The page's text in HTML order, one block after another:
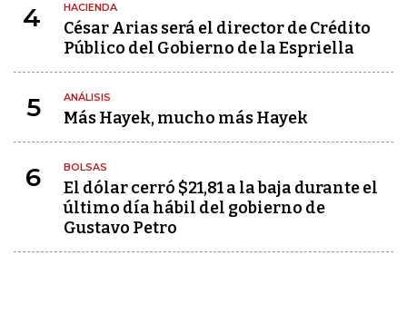
4 HACIENDA
César Arias será el director de Crédito
Público del Gobierno de la Espriella
5 ANÁLISIS
Más Hayek, mucho más Hayek
6 BOLSAS
El dólar cerró $21,81 a la baja durante el
último día hábil del gobierno de
Gustavo Petro